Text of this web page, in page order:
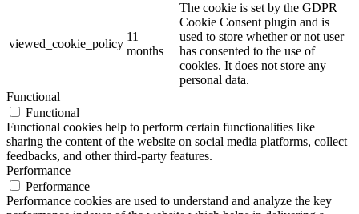
viewed_cookie_policy
11
months
The cookie is set by the GDPR
Cookie Consent plugin and is
used to store whether or not user
has consented to the use of
cookies. It does not store any
personal data.
Functional
Functional
Functional cookies help to perform certain functionalities like
sharing the content of the website on social media platforms, collect
feedbacks, and other third-party features.
Performance
Performance
Performance cookies are used to understand and analyze the key